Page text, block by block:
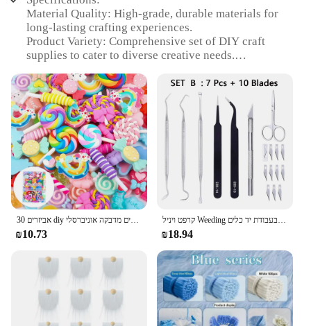
Material Quality: High-grade, durable materials for
long-lasting crafting experiences.
Product Variety: Comprehensive set of DIY craft
supplies to cater to diverse creative needs.
components that enhance craft projects' visual
appeal.
Usage and Purpose: Ideal for both beginners and
seasoned crafters, perfect for a range of DIY
projects.
Performance and Property: Designed for optimal
performance and consistent results in crafting.
Quantity and Value: Generous quantity at wholesale
prices, offering exceptional value for vendors and
suppliers.
Features:
**Unleash Your Creativity**
Embrace the joy of DIY crafting with our extensive
and versatile DIY Craft Supplies Kit. Whether
30 אביזרים diy אקראיים, אביזרי שיער, קישוטים מדבקה אוניברסלי, diy diy
₪10.73
קרפט ויניל Weeding כלי סט מיובש פרח בסיסי בעבודת יד כלים DIY ערכת צלליות Cameos אותיות רעיונות
₪18.94